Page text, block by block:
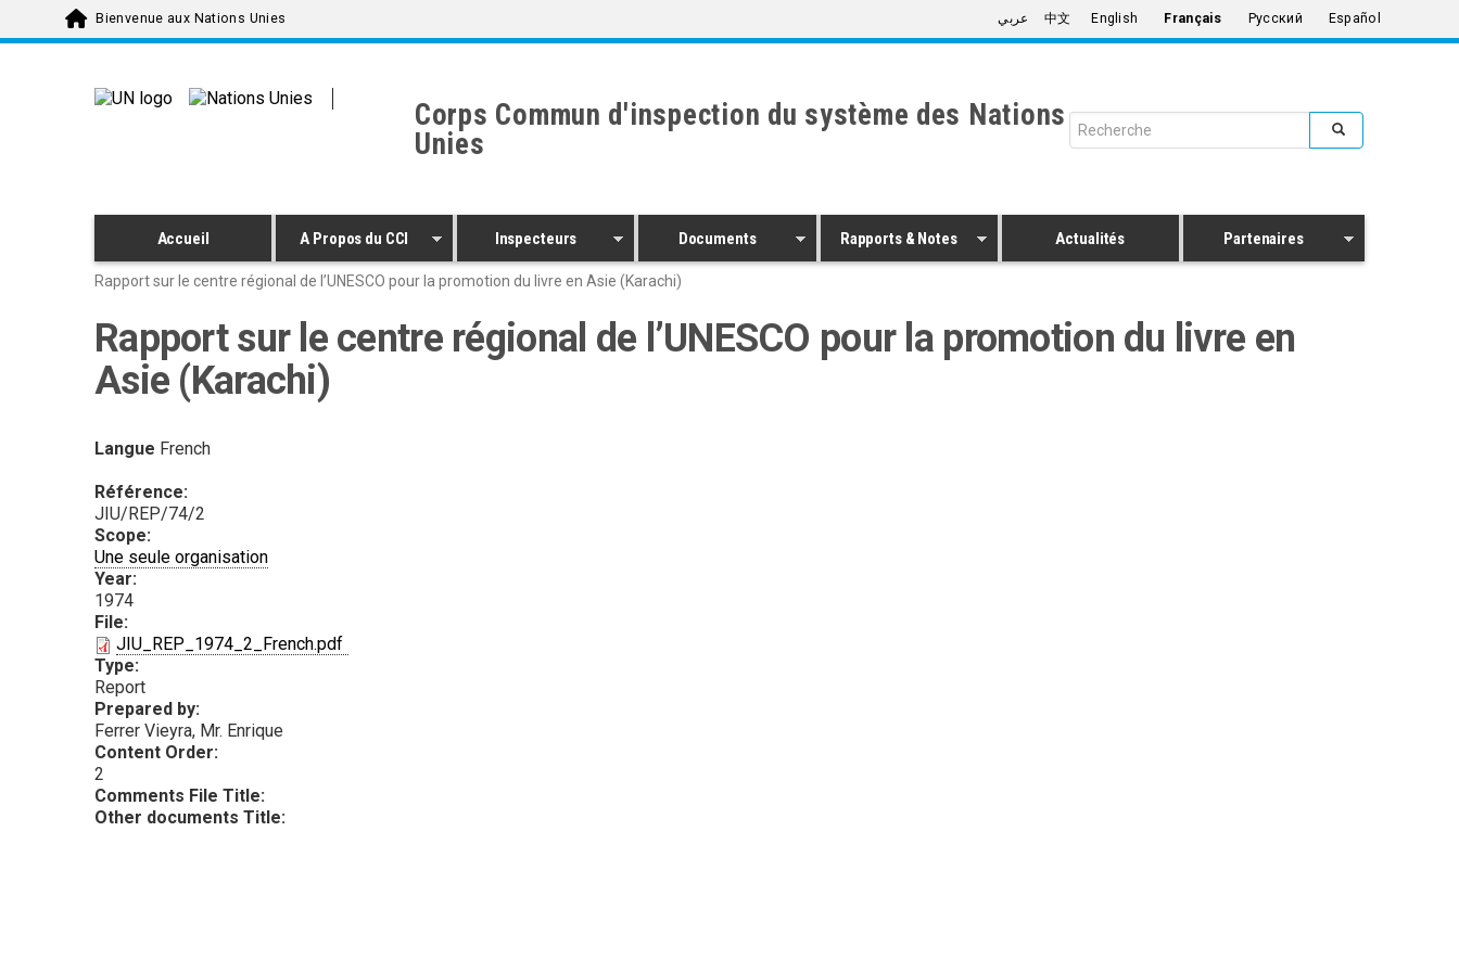
Skip to main contentBienvenue aux Nations Unies عربي 中文 English Français Русский Español
Corps Commun d'inspection du système des Nations
Unies
Search form
Accueil A Propos du CCI Inspecteurs Documents Rapports & Notes Actualités Partenaires
Rapport sur le centre régional de l’UNESCO pour la promotion du livre en Asie (Karachi)
Rapport sur le centre régional de l’UNESCO pour la promotion du livre en
Asie (Karachi)
Langue French
Référence:
JIU/REP/74/2
Scope:
Une seule organisation
Year:
1974
File:
JIU_REP_1974_2_French.pdf
Type:
Report
Prepared by:
Ferrer Vieyra, Mr. Enrique
Content Order:
2
Comments File Title:
Other documents Title: